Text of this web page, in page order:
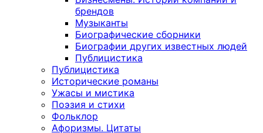
брендов
Музыканты
Биографические сборники
Биографии других известных людей
Публицистика
Публицистика
Исторические романы
Ужасы и мистика
Поэзия и стихи
Фольклор
Афоризмы. Цитаты